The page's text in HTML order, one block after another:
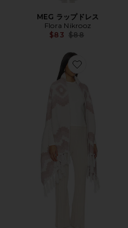
MEG ラップドレス
Flora Nikrooz
$83 Previous price:
$88
Favorite